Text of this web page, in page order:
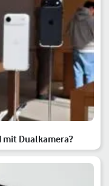
mit Dualkamera?